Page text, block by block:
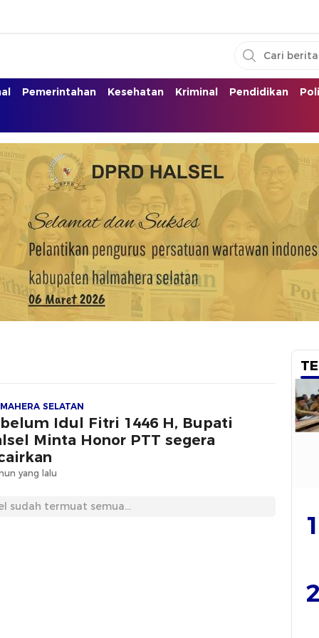
Pemerintahan Kesehatan Kriminal Pendidikan
SELATAN
Idul Fitri 1446 H, Bupati
Minta Honor PTT segera
yang lalu
sudah termuat semua...
1
2